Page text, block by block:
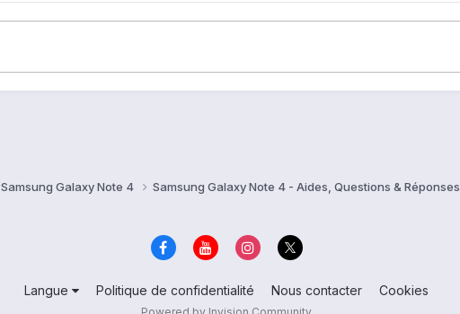
Samsung Galaxy Note 4 Samsung Galaxy Note 4 - Aides, Questions & Réponses
Langue Politique de confidentialité Nous contacter Cookies